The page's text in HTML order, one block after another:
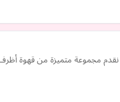
نقدم مجموعة متميزة من قهوة